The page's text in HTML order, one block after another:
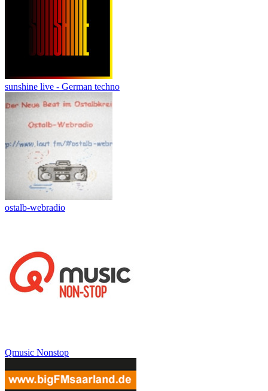
sunshine live - German techno
ostalb-webradio
Qmusic Nonstop